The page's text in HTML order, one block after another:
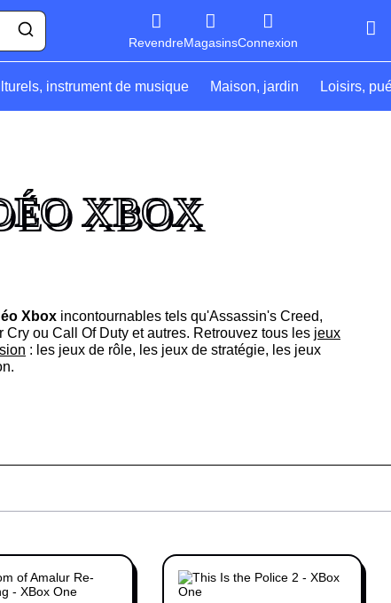
RevendreMagasinsConnexion
instrument de musique Maison, jardin Loisirs,
XBOX
Xbox incontournables tels qu'Assassin's Creed,
Cry ou Call Of Duty et autres. Retrouvez tous les jeux
: les jeux de rôle, les jeux de stratégie, les jeux